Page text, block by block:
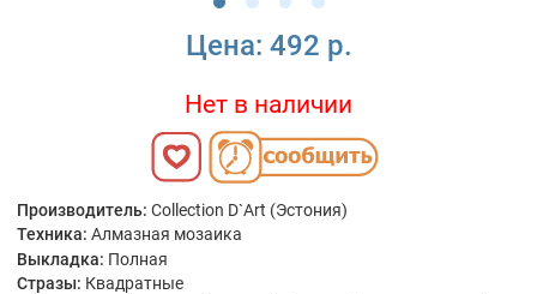
Цена: 492 р.
Нет в наличии
Производитель: Collection D`Art (Эстония)
Техника: Алмазная мозаика
Выкладка: Полная
Стразы: Квадратные